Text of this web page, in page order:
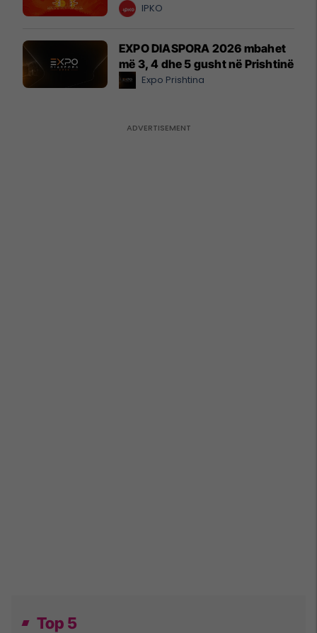
IPKO
EXPO DIASPORA 2026 mbahet
më 3, 4 dhe 5 gusht në Prishtinë
Expo Prishtina
Top 5